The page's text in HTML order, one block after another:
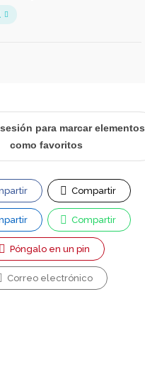
para marcar elementos
como favoritos
Compartir
Compartir
Póngalo en un pin
Correo electrónico